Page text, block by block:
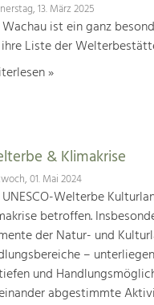
13. März 2025
ist ein ganz
Liste der
»
& Klimakrise
01. Mai 2024
UNESCO-Welterbe
betroffen.
der Natur- und
–
und
abgestimmte